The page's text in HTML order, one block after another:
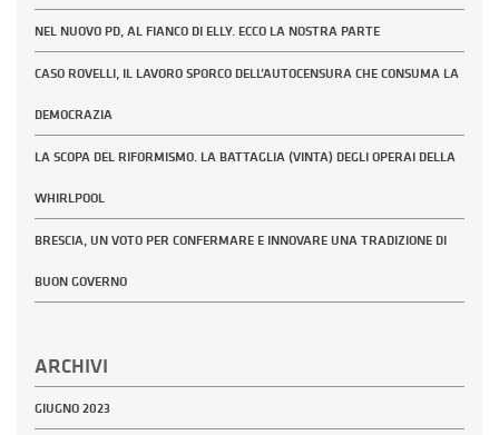
NEL NUOVO PD, AL FIANCO DI ELLY. ECCO LA NOSTRA PARTE
CASO ROVELLI, IL LAVORO SPORCO DELL’AUTOCENSURA CHE CONSUMA LA
DEMOCRAZIA
LA SCOPA DEL RIFORMISMO. LA BATTAGLIA (VINTA) DEGLI OPERAI DELLA
WHIRLPOOL
BRESCIA, UN VOTO PER CONFERMARE E INNOVARE UNA TRADIZIONE DI
BUON GOVERNO
ARCHIVI
GIUGNO 2023